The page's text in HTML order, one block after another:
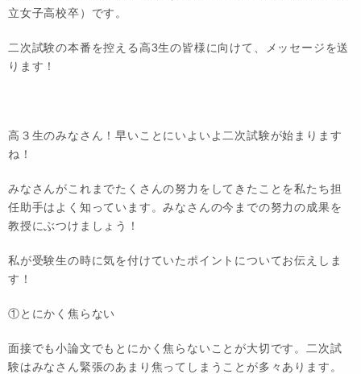
立女子高校卒）です。
二次試験の本番を控える高3生の皆様に向けて、メッセージを送
ります！
高３生のみなさん！早いことにいよいよ二次試験が始まります
ね！
みなさんがこれまでたくさんの努力をしてきたことを私たち担
任助手はよく知っています。みなさんの今までの努力の成果を
教授にぶつけましょう！
私が受験生の時に気を付けていたポイントについてお伝えしま
す！
①とにかく焦らない
面接でも小論文でもとにかく焦らないことが大切です。二次試
験はみなさん緊張のあまり焦ってしまうことが多々あります。